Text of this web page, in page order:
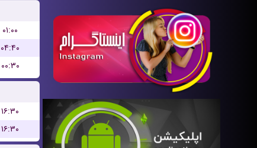
۰۱:۰۰
۰۴:۴۰
۰۰:۳۰
۱۶:۳۰
۱۶:۳۰